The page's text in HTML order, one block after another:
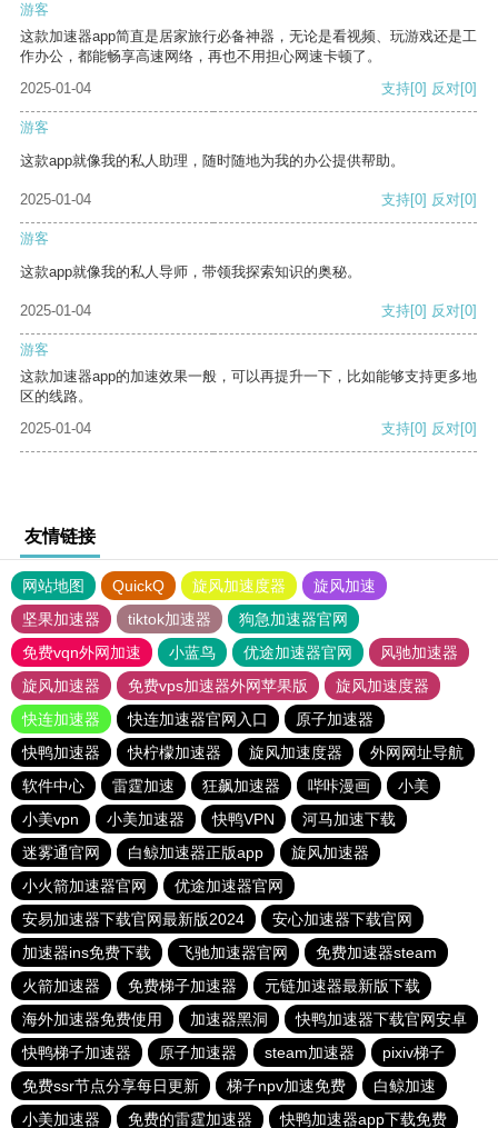
游客
这款加速器app简直是居家旅行必备神器，无论是看视频、玩游戏还是工
作办公，都能畅享高速网络，再也不用担心网速卡顿了。
2025-01-04
支持[0] 反对[0]
游客
这款app就像我的私人助理，随时随地为我的办公提供帮助。
2025-01-04 支持[0] 反对[0]
游客
这款app就像我的私人导师，带领我探索知识的奥秘。
2025-01-04 支持[0] 反对[0]
游客
这款加速器app的加速效果一般，可以再提升一下，比如能够支持更多地
区的线路。
2025-01-04
支持[0] 反对[0]
友情链接
网站地图 QuickQ 旋风加速度器
旋风加速
坚果加速器
tiktok加速器
狗急加速器官网
免费vqn外网加速
小蓝鸟 优途加速器官网
风驰加速器
旋风加速器
免费vps加速器外网苹果版
旋风加速度器
快连加速器
快连加速器官网入口
原子加速器
快鸭加速器
快柠檬加速器 旋风加速度器
外网网址导航
软件中心
雷霆加速 狂飙加速器 哔咔漫画
小美
小美vpn
小美加速器 快鸭VPN
河马加速下载
迷雾通官网
白鲸加速器正版app
旋风加速器
小火箭加速器官网
优途加速器官网
安易加速器下载官网最新版2024
安心加速器下载官网
加速器ins免费下载
飞驰加速器官网
免费加速器steam
火箭加速器
免费梯子加速器
元链加速器最新版下载
海外加速器免费使用
加速器黑洞
快鸭加速器下载官网安卓
快鸭梯子加速器
原子加速器 steam加速器
pixiv梯子
免费ssr节点分享每日更新
梯子npv加速免费
白鲸加速
小美加速器
免费的雷霆加速器 快鸭加速器app下载免费